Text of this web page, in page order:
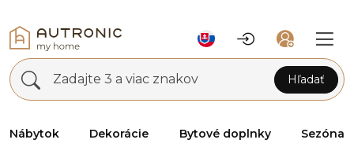
Zadajte 3 a viac znakov Hľadať
Nábytok Dekorácie Bytové doplnky Sezóna